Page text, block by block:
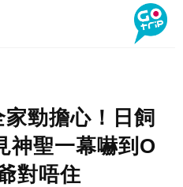
勁擔心！日飼
神聖一幕嚇到O
對唔住